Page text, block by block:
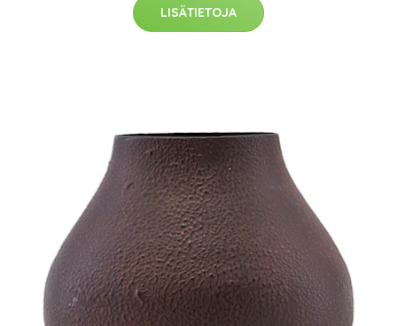
LISÄTIETOJA